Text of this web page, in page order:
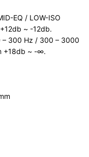
EQ / LOW-ISO
~ -12db.
– 300 Hz / 300 – 3000
+18db ~ -∞.